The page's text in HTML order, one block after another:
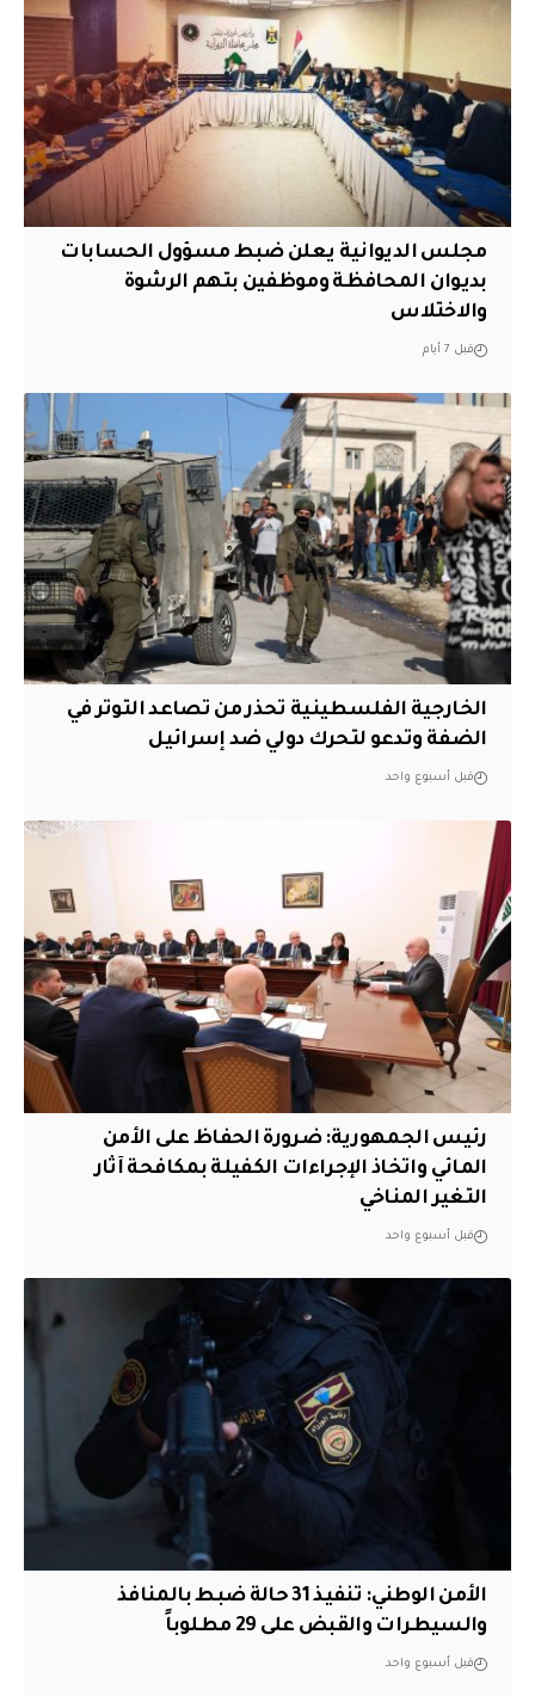
مجلس الديوانية يعلن ضبط مسؤول الحسابات
بديوان المحافظة وموظفين بتهم الرشوة
والاختلاس
قبل 7 أيام
الخارجية الفلسطينية تحذر من تصاعد التوتر في
الضفة وتدعو لتحرك دولي ضد إسرائيل
قبل أسبوع واحد
رئيس الجمهورية: ضرورة الحفاظ على الأمن
المائي واتخاذ الإجراءات الكفيلة بمكافحة آثار
التغير المناخي
قبل أسبوع واحد
الأمن الوطني: تنفيذ 31 حالة ضبط بالمنافذ
والسيطرات والقبض على 29 مطلوباً
قبل أسبوع واحد